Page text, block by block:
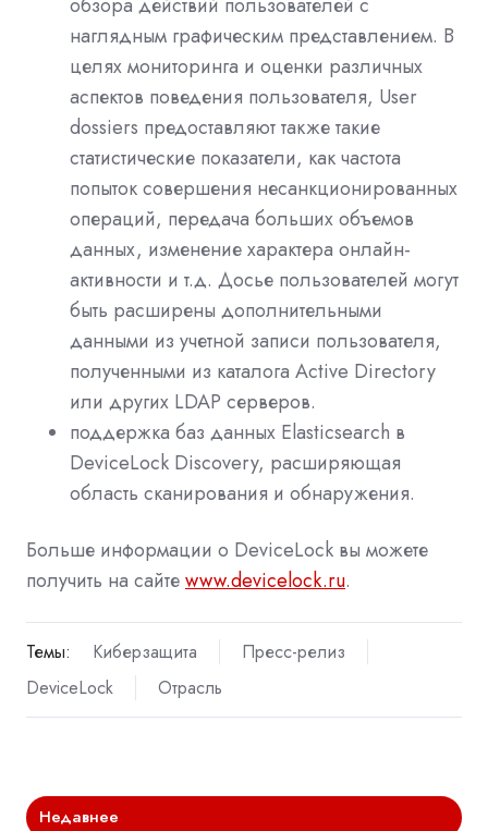
наглядным графическим представлением. В
целях мониторинга и оценки различных
аспектов поведения пользователя, User
dossiers предоставляют также такие
статистические показатели, как частота
попыток совершения несанкционированных
операций, передача больших объемов
данных, изменение характера онлайн-
активности и т.д. Досье пользователей могут
быть расширены дополнительными
данными из учетной записи пользователя,
полученными из каталога Active Directory
или других LDAP серверов.
поддержка баз данных Elasticsearch в
DeviceLock Discovery, расширяющая
область сканирования и обнаружения.
Больше информации о DeviceLock вы можете
получить на сайтеwww.devicelock.ru.
Темы: Киберзащита
Пресс-релиз
DeviceLock
Отрасль
Недавнее